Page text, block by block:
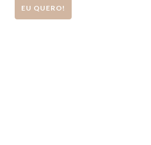
EU QUERO!